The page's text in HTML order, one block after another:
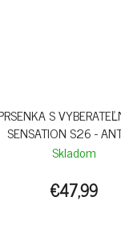
S
SENSATION S26 -
Skladom
€47,99